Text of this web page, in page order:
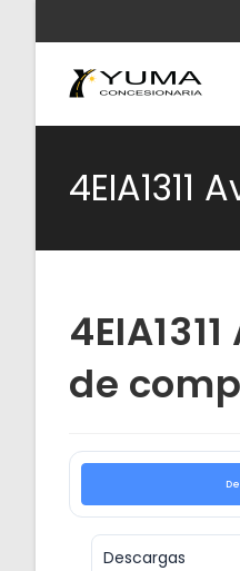
contenido
de
Descargas